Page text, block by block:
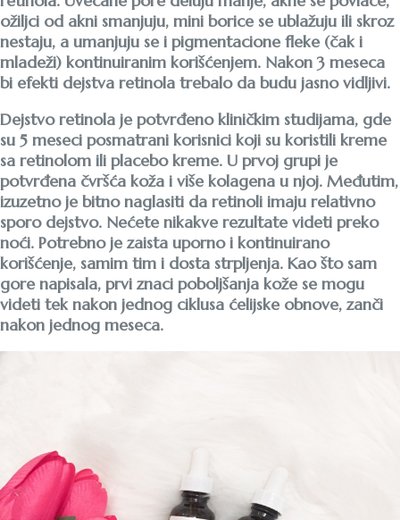
ožiljci od akni smanjuju, mini borice se ublažuju ili skroz
nestaju, a umanjuju se i pigmentacione fleke (čak i
mladeži) kontinuiranim korišćenjem. Nakon 3 meseca
bi efekti dejstva retinola trebalo da budu jasno vidljivi.
Dejstvo retinola je potvrđeno kliničkim studijama, gde
su 5 meseci posmatrani korisnici koji su koristili kreme
sa retinolom ili placebo kreme. U prvoj grupi je
potvrđena čvršća koža i više kolagena u njoj. Međutim,
izuzetno je bitno naglasiti da retinoli imaju relativno
sporo dejstvo. Nećete nikakve rezultate videti preko
noći. Potrebno je zaista uporno i kontinuirano
korišćenje, samim tim i dosta strpljenja. Kao što sam
gore napisala, prvi znaci poboljšanja kože se mogu
videti tek nakon jednog ciklusa ćelijske obnove, zanči
nakon jednog meseca.